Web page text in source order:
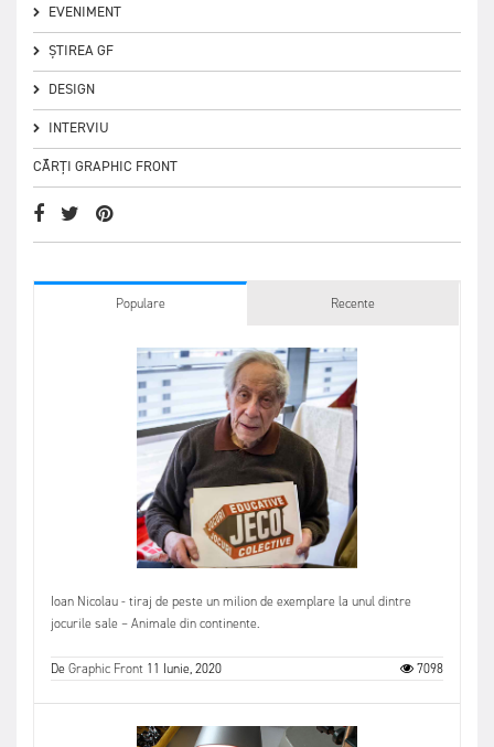
EVENIMENT
ȘTIREA GF
DESIGN
INTERVIU
CĂRȚI GRAPHIC FRONT
Populare Recente
Ioan Nicolau - tiraj de peste un milion de exemplare la unul dintre
jocurile sale – Animale din continente.
DeGraphic Front 11 Iunie, 2020 7098